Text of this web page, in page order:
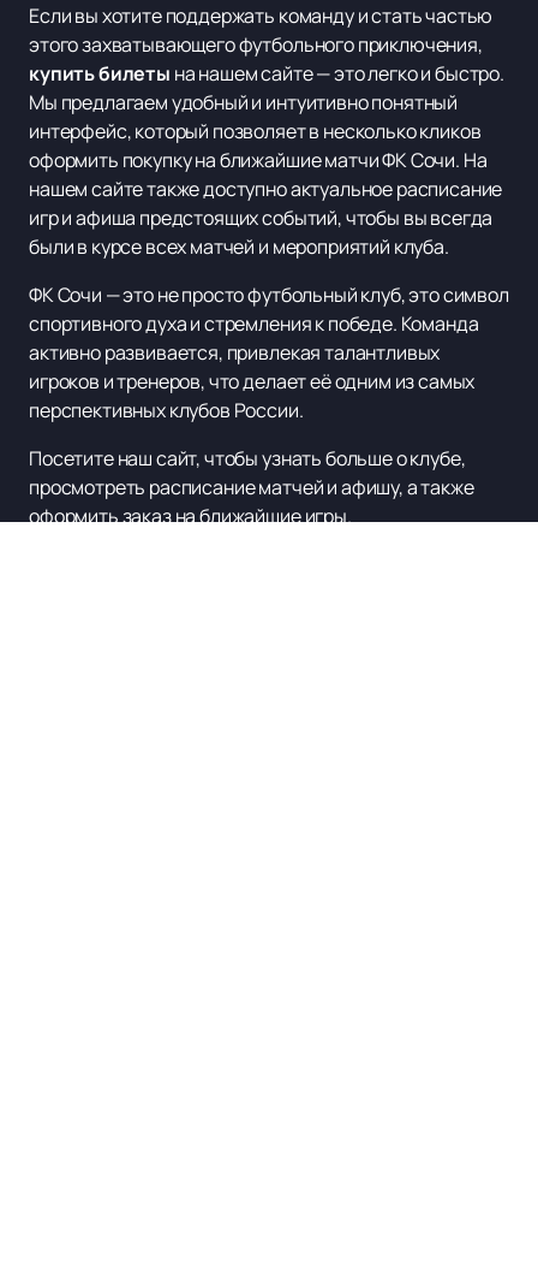
Если вы хотите поддержать команду и стать частью
этого захватывающего футбольного приключения,
купить билеты на нашем сайте — это легко и быстро.
Мы предлагаем удобный и интуитивно понятный
интерфейс, который позволяет в несколько кликов
оформить покупку на ближайшие матчи ФК Сочи. На
нашем сайте также доступно актуальное расписание
игр и афиша предстоящих событий, чтобы вы всегда
были в курсе всех матчей и мероприятий клуба.
ФК Сочи — это не просто футбольный клуб, это символ
спортивного духа и стремления к победе. Команда
активно развивается, привлекая талантливых
игроков и тренеров, что делает её одним из самых
перспективных клубов России.
Посетите наш сайт, чтобы узнать больше о клубе,
просмотреть расписание матчей и афишу, а также
оформить заказ на ближайшие игры.